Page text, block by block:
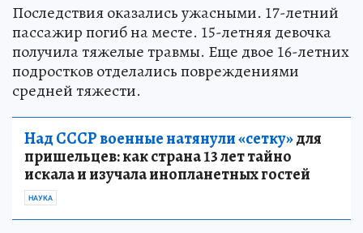
Последствия оказались ужасными. 17-летний
пассажир погиб на месте. 15-летняя девочка
получила тяжелые травмы. Еще двое 16-летних
подростков отделались повреждениями
средней тяжести.
Над СССР военные натянули «сетку»для
пришельцев: как страна 13 лет тайно
искала и изучала инопланетных гостей
НАУКА